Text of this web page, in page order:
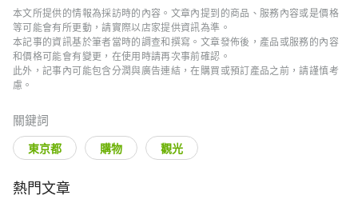
本文所提供的情報為採訪時的內容。文章內提到的商品、服務內容或是價格
等可能會有所更動，請實際以店家提供資訊為準。
本記事的資訊基於筆者當時的調查和撰寫。文章發佈後，產品或服務的內容
和價格可能會有變更，在使用時請再次事前確認。
此外，記事內可能包含分潤與廣告連結，在購買或預訂產品之前，請謹慎考
慮。
關鍵詞
東京都 購物 觀光
熱門文章